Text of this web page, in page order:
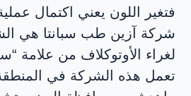
فتغير اللون يعني اكتمال
شركة آزين طب سبانتا هي
لغراء الأوتوكلاف من علامة
تعمل هذه الشركة في
Copyright © ۲۰۲۵.
صمم بواسطة
مريم صفرى